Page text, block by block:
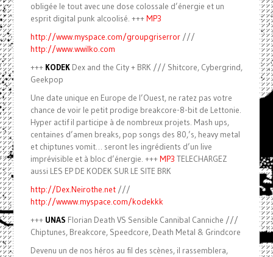
obligée le tout avec une dose colossale d’énergie et un
esprit digital punk alcoolisé. +++MP3
http://www.myspace.com/groupgriserror///
http://www.wwilko.com
+++ KODEKDex and the City + BRK /// Shitcore, Cybergrind,
Geekpop
Une date unique en Europe de l’Ouest, ne ratez pas votre
chance de voir le petit prodige breakcore-8-bit de Lettonie.
Hyper actif il participe à de nombreux projets. Mash ups,
centaines d’amen breaks, pop songs des 80,’s, heavy metal
et chiptunes vomit… seront les ingrédients d’un live
imprévisible et à bloc d’énergie. +++MP3 TELECHARGEZ
aussi LES EP DE KODEK SUR LE SITE BRK
http://Dex.Neirothe.net///
http://wwww.myspace.com/kodekkk
+++ UNAS Florian Death VS Sensible Cannibal Canniche ///
Chiptunes, Breakcore, Speedcore, Death Metal & Grindcore
Devenu un de nos héros au fil des scènes, il rassemblera,